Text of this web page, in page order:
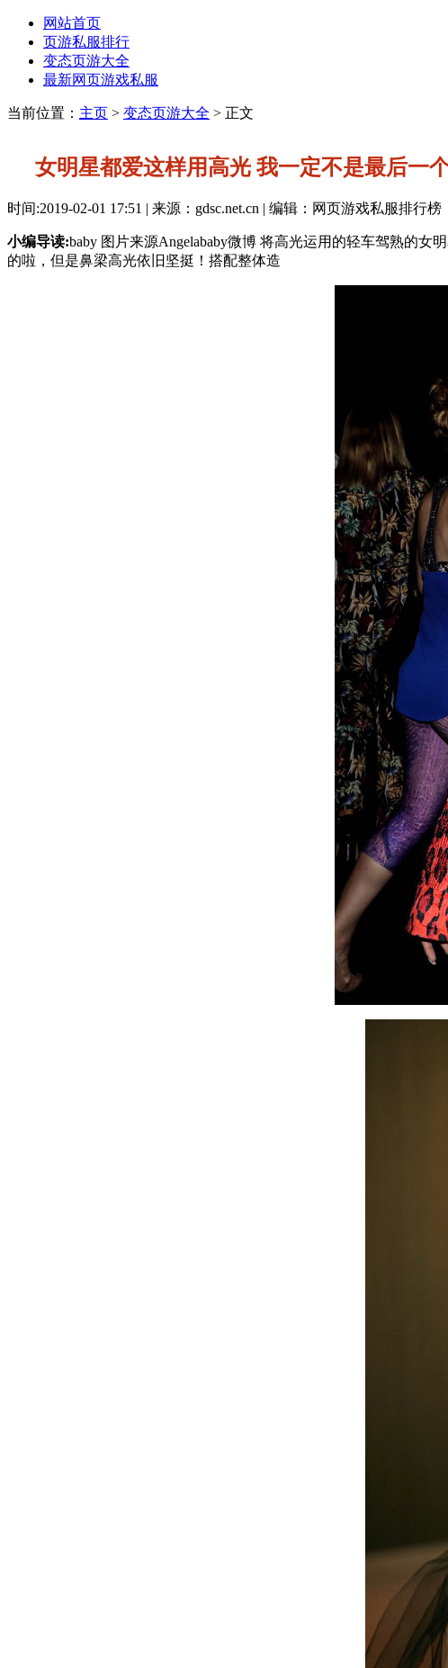
网站首页
页游私服排行
变态页游大全
最新网页游戏私服
当前位置： 主页 > 变态页游大全 > 正文
女明星都爱这样用高光 我一定不是最后一
时间:2019-02-01 17:51 | 来源：gdsc.net.cn | 编辑：网页游戏私服排行榜
小编导读:baby 图片来源Angelababy微博 将高光运用的轻车驾熟的
的啦，但是鼻梁高光依旧坚挺！搭配整体造